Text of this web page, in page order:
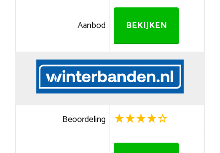
Aanbod BEKIJKEN
Beoordeling